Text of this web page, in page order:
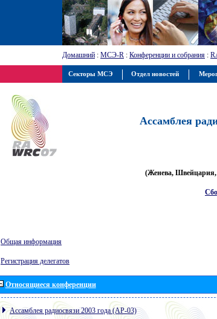
Домашний : МСЭ-R : Конференции и собрания :
Ассамблея
(Женева, Швейцария,
Общая информация
Регистрация делегатов
Относящиеся конференции
Ассамблея радиосвязи 2003 года (АР-03)
Секторы МСЭ Отдел новостей